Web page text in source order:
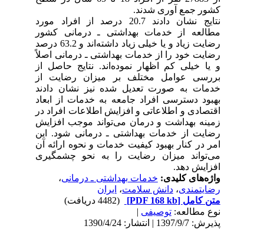
کشور جمع آوری شدند.
نتایج نشان دادند 20.7 درصد از افراد مورد
مطالعه از خدمات بهداشتی ـ درمانی کشور
رضایت زیاد و یا خیلی زیاد داشته‌اند و 63.2 درصد
رضایت خود را از خدمات بهداشتی ـ درمانی اصلاً
و یا خیلی کم اظهار نموده‌اند. نتایج حاصل از
بررسی عوامل مختلف بر میزان رضایت از
خدمات به صورت تعدیل شده نیز نشان دادند
بهبود دسترسی افراد جامعه به خدمات از ابعاد
اقتصادی و اطلاعاتی و افزایش اطلاعات افراد در
زمینه بهداشت و درمان می‌تواند موجب افزایش
رضایت از خدمات بهداشتی ـ درمانی شود. این
امر در کنار بهبود کیفیت خدمات و نحوه ارائه آن
می‌تواند میزان رضایت را به نحو چشمگیری
افزایش دهد.
واژه‌های کلیدی:خدمات بهداشتی ـ درمانی،
رضایتمندی،دانش سلامت،ایران
متن کامل[PDF 168 kb]
نوع مطالعه:توصیفی|
پذیرش: 1397/9/7 | انتشار: 1390/4/24